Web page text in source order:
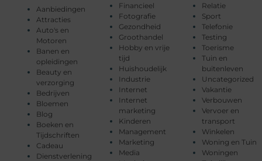
Aanbiedingen
Attracties
Auto's en
Motoren
Banen en
opleidingen
Beauty en
verzorging
Bedrijven
Bloemen
Blog
Boeken en
Tijdschriften
Cadeau
Dienstverlening
Financieel
Fotografie
Gezondheid
Groothandel
Hobby en vrije
tijd
Huishoudelijk
Industrie
Internet
Internet
marketing
Kinderen
Management
Marketing
Media
Relatie
Sport
Telefonie
Testing
Toerisme
Tuin en
buitenleven
Uncategorized
Vakantie
Verbouwen
Vervoer en
transport
Winkelen
Woning en Tuin
Woningen